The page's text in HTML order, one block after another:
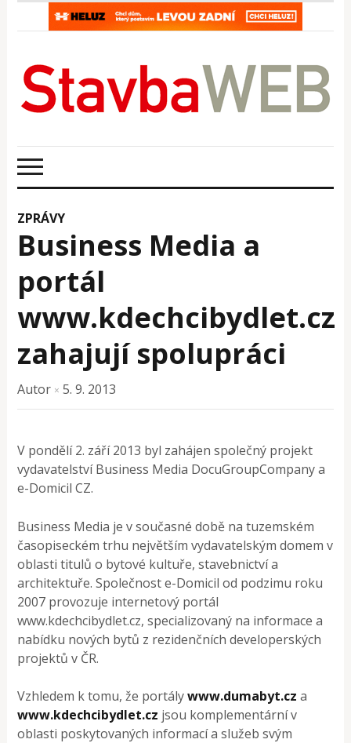
ZPRÁVY
Business Media a
portál
www.kdechcibydlet.cz
zahajují spolupráci
Autor × 5. 9. 2013
V pondělí 2. září 2013 byl zahájen společný projekt
vydavatelství Business Media DocuGroupCompany a
e-Domicil CZ.
Business Media je v současné době na tuzemském
časopiseckém trhu největším vydavatelským domem v
oblasti titulů o bytové kultuře, stavebnictví a
architektuře. Společnost e-Domicil od podzimu roku
2007 provozuje internetový portál
www.kdechcibydlet.cz, specializovaný na informace a
nabídku nových bytů z rezidenčních developerských
projektů v ČR.
Vzhledem k tomu, že portálywww.dumabyt.cz a
www.kdechcibydlet.cz jsou komplementární v
oblasti poskytovaných informací a služeb svým